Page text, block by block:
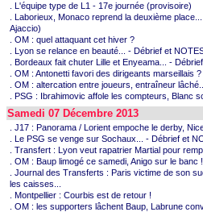
. L'équipe type de L1 - 17e journée (provisoire)
. Laborieux, Monaco reprend la deuxième
Ajaccio)
. OM : quel attaquant cet hiver ?
. Lyon se relance en beauté... - Débrief et
. Bordeaux fait chuter Lille et Enyeama... -
. OM : Antonetti favori des dirigeants marseillais ?
. OM : altercation entre joueurs, entraîneur
. PSG : Ibrahimovic affole les compteurs, Blanc
Samedi 07 Décembre 2013
. J17 : Panorama / Lorient empoche le derby,
. Le PSG se venge sur Sochaux... - Débrief et
. Transfert : Lyon veut rapatrier Martial pour
. OM : Baup limogé ce samedi, Anigo sur le banc !
. Journal des Transferts : Paris victime de son
les caisses...
. Montpellier : Courbis est de retour !
. OM : les supporters lâchent Baup, Labrune